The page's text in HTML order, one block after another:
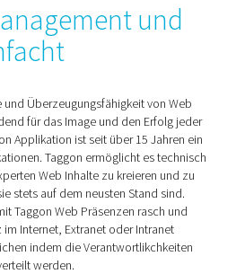
und
Überzeu­gungsfähigkeit von Web
für das Image und den Erfolg jeder
Applikation ist seit über 15 Jahren ein
Taggon ermöglicht es technisch
Web Inhalte zu kreieren und zu
stets auf dem neusten Stand sind.
Taggon Web Präsenzen rasch und
Internet, Ex­tranet oder Intranet
indem die Verantwortlikchkeiten
werden.